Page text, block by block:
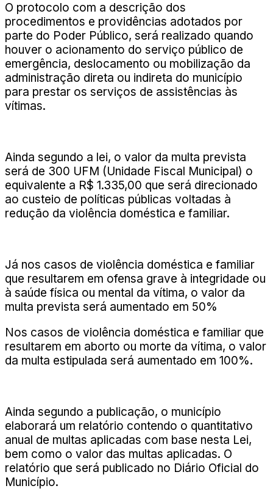
O protocolo com a descrição dos
procedimentos e providências adotados por
parte do Poder Público, será realizado quando
houver o acionamento do serviço público de
emergência, deslocamento ou mobilização da
administração direta ou indireta do município
para prestar os serviços de assistências às
vítimas.
Ainda segundo a lei, o valor da multa prevista
será de 300 UFM (Unidade Fiscal Municipal) o
equivalente a R$ 1.335,00 que será direcionado
ao custeio de políticas públicas voltadas à
redução da violência doméstica e familiar.
Já nos casos de violência doméstica e familiar
que resultarem em ofensa grave à integridade ou
à saúde física ou mental da vítima, o valor da
multa prevista será aumentado em 50%
Nos casos de violência doméstica e familiar que
resultarem em aborto ou morte da vítima, o valor
da multa estipulada será aumentado em 100%.
Ainda segundo a publicação, o município
elaborará um relatório contendo o quantitativo
anual de multas aplicadas com base nesta Lei,
bem como o valor das multas aplicadas. O
relatório que será publicado no Diário Oficial do
Município.